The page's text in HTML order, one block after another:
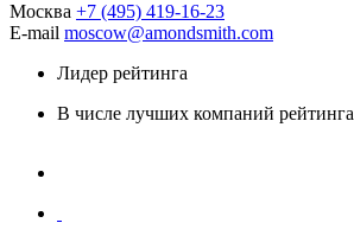
Москва +7 (495) 419-16-23
E-mail moscow@amondsmith.com
Лидер рейтинга
В числе лучших компаний рейтинга